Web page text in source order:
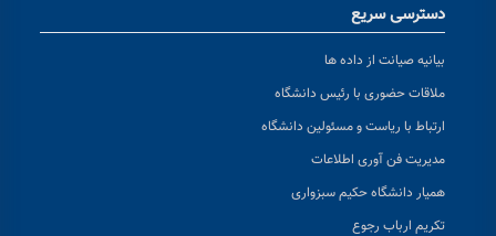
دسترسی سریع
بیانیه صیانت از داده ها
ملاقات حضوری با رئیس دانشگاه
ارتباط با ریاست و مسئولین دانشگاه
مدیریت فن آوری اطلاعات
همیار دانشگاه حکیم سبزواری
تکریم ارباب رجوع